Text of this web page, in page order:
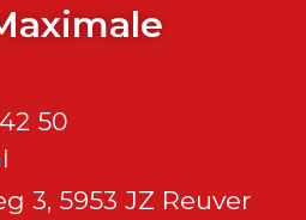
50
3, 5953 JZ Reuver